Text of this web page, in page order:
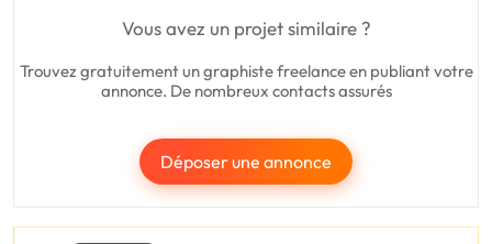
Vous avez un projet similaire ?
Trouvez gratuitement un graphiste freelance en publiant votre
annonce. De nombreux contacts assurés
Déposer une annonce